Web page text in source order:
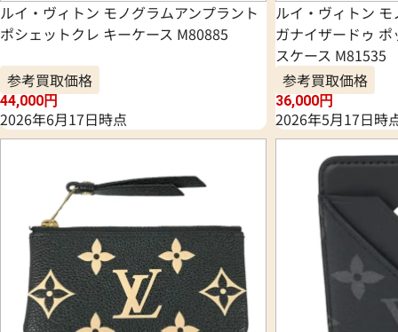
ルイ・ヴィトン モノグラムアンプラント
ポシェットクレ キーケース M80885
参考買取価格
44,000円
2026年6月17日時点
ルイ・ヴィトン
ガナイザードゥ
スケース M81535
参考買取価格
36,000円
2026年5月17日時